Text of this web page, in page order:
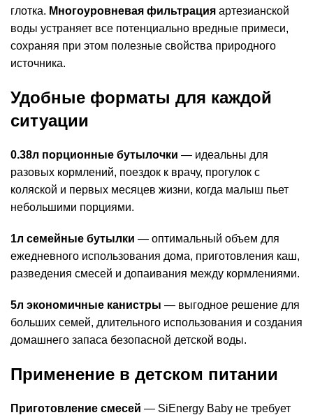
глотка. Многоуровневая фильтрация артезианской
воды устраняет все потенциально вредные примеси,
сохраняя при этом полезные свойства природного
источника.
Удобные форматы для каждой
ситуации
0.38л порционные бутылочки — идеальны для
разовых кормлений, поездок к врачу, прогулок с
коляской и первых месяцев жизни, когда малыш пьет
небольшими порциями.
1л семейные бутылки — оптимальный объем для
ежедневного использования дома, приготовления каш,
разведения смесей и допаивания между кормлениями.
5л экономичные канистры — выгодное решение для
больших семей, длительного использования и создания
домашнего запаса безопасной детской воды.
Применение в детском питании
Приготовление смесей — SiEnergy Baby не требует